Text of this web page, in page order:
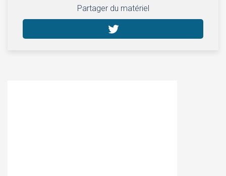
Partager du matériel